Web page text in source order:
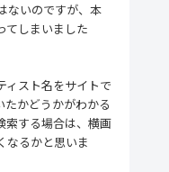
ないのですが、本
てしまいました
ィスト名をサイトで
たかどうかがわかる
索する場合は、横画
なるかと思いま